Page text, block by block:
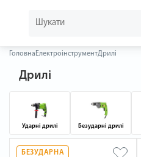
Головна ЕлектроінструментДрилі
Дрилі
Ударні дрилі Безударні дрилі
БЕЗУДАРНА